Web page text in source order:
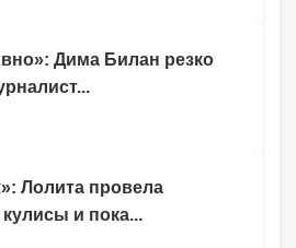
Дима Билан резко
Лолита провела
и пока...